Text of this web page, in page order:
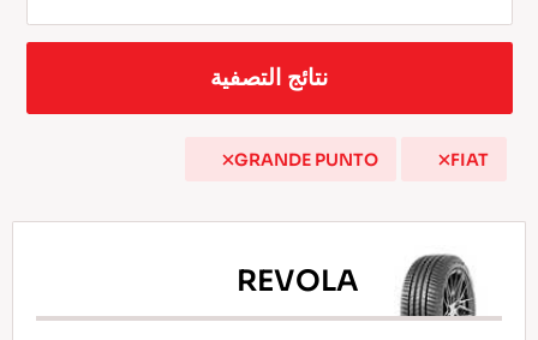
نصائح للقيادة في الثلج
اقرأ المزيد
نتائج التصفية
FIAT
GRANDE PUNTO
REVOLA